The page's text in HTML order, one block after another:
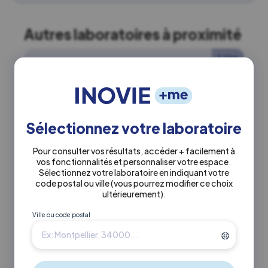
Sélectionnez votre laboratoire
Pour consulter vos résultats, accéder + facilement à
vos fonctionnalités et personnaliser votre espace.
Sélectionnez votre laboratoire en indiquant votre
code postal ou ville(vous pourrez modifier ce choix
ultérieurement).
Ville ou code postal
Autres laboratoires à proximité
1.1 km
(ex Bioclinic)
Actuellement fermé
0143792238